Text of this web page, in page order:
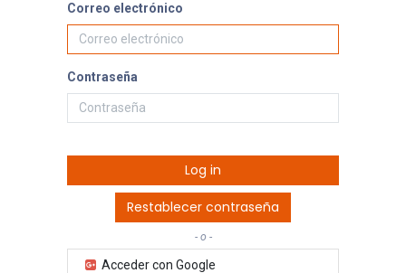
Correo electrónico
Contraseña
Log in
Restablecer contraseña
- o -
Acceder con Google